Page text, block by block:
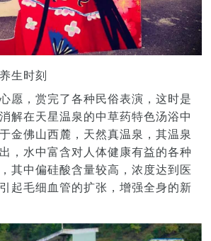
生时刻
愿，赏完了各种民俗表演，这时是
解在天星温泉的中草药特色汤浴中
金佛山西麓，天然真温泉，其温泉
，水中富含对人体健康有益的各种
其中偏硅酸含量较高，浓度达到医
起毛细血管的扩张，增强全身的新